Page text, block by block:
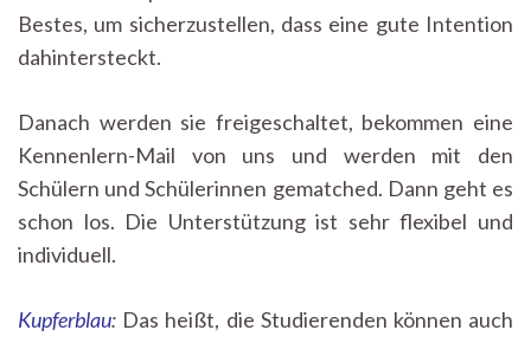
Bestes, um sicherzustellen, dass eine gute Intention
dahintersteckt.
Danach werden sie freigeschaltet, bekommen eine
Kennenlern-Mail von uns und werden mit den
Schülern und Schülerinnen gematched. Dann geht es
schon los. Die Unterstützung ist sehr flexibel und
individuell.
Kupferblau: Das heißt, die Studierenden können auch